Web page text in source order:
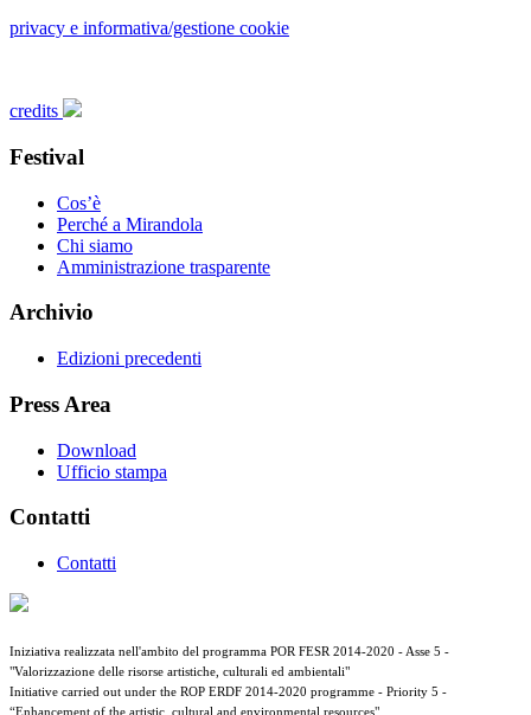
privacy e informativa/gestione cookie
credits
Festival
Cos’è
Perché a Mirandola
Chi siamo
Amministrazione trasparente
Archivio
Edizioni precedenti
Press Area
Download
Ufficio stampa
Contatti
Contatti
Iniziativa realizzata nell'ambito del programma POR FESR 2014-2020 - Asse 5 -
"Valorizzazione delle risorse artistiche, culturali ed ambientali"
Initiative carried out under the ROP ERDF 2014-2020 programme - Priority 5 -
“Enhancement of the artistic, cultural and environmental resources"